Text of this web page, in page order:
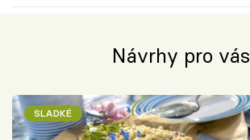
Návrhy pro vás
SLADKÉ